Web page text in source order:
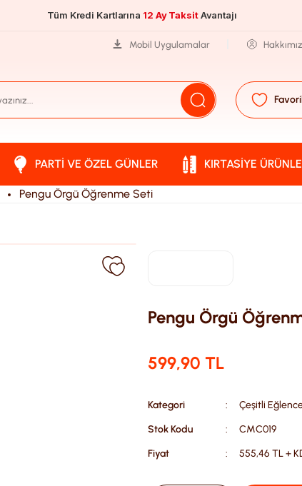
Tüm Kredi Kartlarına 12 Ay TaksitAvantajı
Mobil Uygulamalar
PARTI VE ÖZEL GÜNLER KIRTASIYE
Pengu Örgü Öğrenme Seti
Pengu Örgü
599,90 TL
Kategori Çeşitli
Stok Kodu
CMC019
Fiyat
555,46 TL +